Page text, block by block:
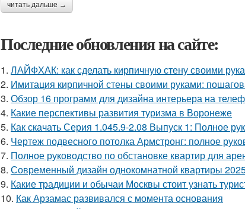
читать дальше →
Последние обновления на сайте:
1. ЛАЙФХАК: как сделать кирпичную стену своими
2. Имитация кирпичной стены своими руками:
3. Обзор 16 программ для дизайна интерьера на
4. Какие перспективы развития туризма в Воронеже
5. Как скачать Серия 1.045.9-2.08 Выпуск 1: Полное
6. Чертеж подвесного потолка Армстронг: полное
7. Полное руководство по обстановке квартир для
8. Современный дизайн однокомнатной квартиры
9. Какие традиции и обычаи Москвы стоит узнать
10. Как Арзамас развивался с момента основания